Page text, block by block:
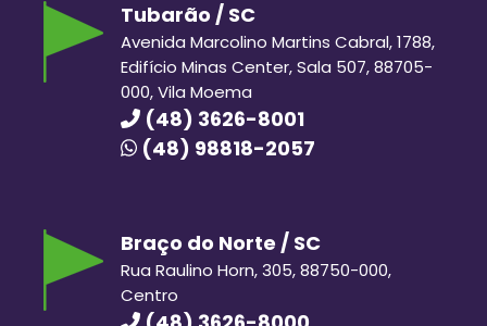
Tubarão / SC
Avenida Marcolino Martins Cabral, 1788,
Edifício Minas Center, Sala 507, 88705-
000, Vila Moema
(48) 3626-8001
(48) 98818-2057
Braço do Norte / SC
Rua Raulino Horn, 305, 88750-000,
Centro